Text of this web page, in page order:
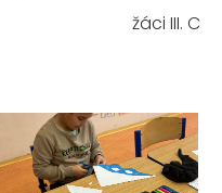
žáci III. C